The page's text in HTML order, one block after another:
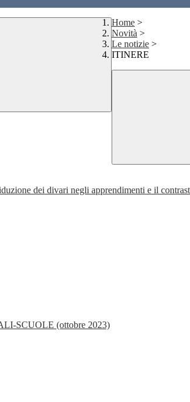
Home >
Novità >
Le notizie >
ITINERE
dei divari negli apprendimenti e il
SCUOLE (ottobre 2023)